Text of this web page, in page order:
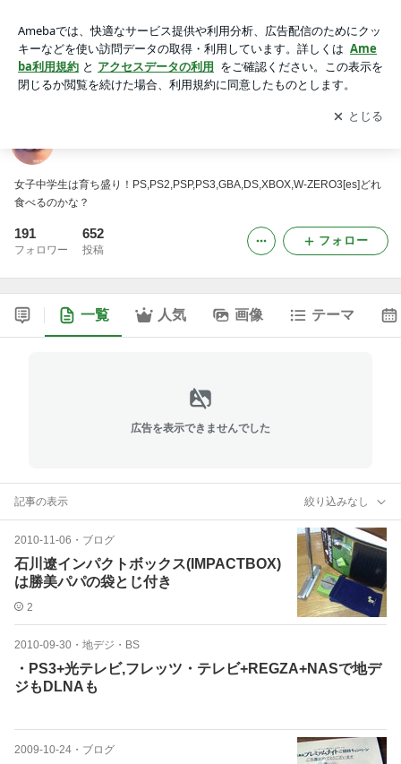
アプリをダウンロードして ブログの更新通知
を受け取りまし
ょう。
開く
女子中学生は育ち盛り！PS,PS2,PSP,PS3,GBA,DS,XBOX,W-ZERO3[es]どれ
食べるのかな？
191
フォロワー
652
投稿
フォロー
一覧 人気 画像 テーマ
広告を表示できませんでした
記事の表示 絞り込みなし
2010-11-06 ・ ブログ
石川遼インパクトボックス(IMPACTBOX)
は勝美パパの袋とじ付き
2
2010-09-30 ・ 地デジ・BS
・PS3+光テレビ,フレッツ・テレビ+REGZA+NASで地デ
ジもDLNAも
2009-10-24 ・ ブログ